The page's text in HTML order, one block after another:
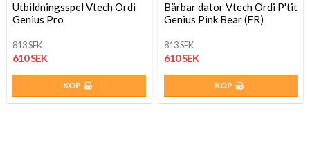
Utbildningsspel Vtech Ordi
Genius Pro
813 SEK
610 SEK
KÖP
Bärbar dator Vtech Ordi P'tit
Genius Pink Bear (FR)
813 SEK
610 SEK
KÖP